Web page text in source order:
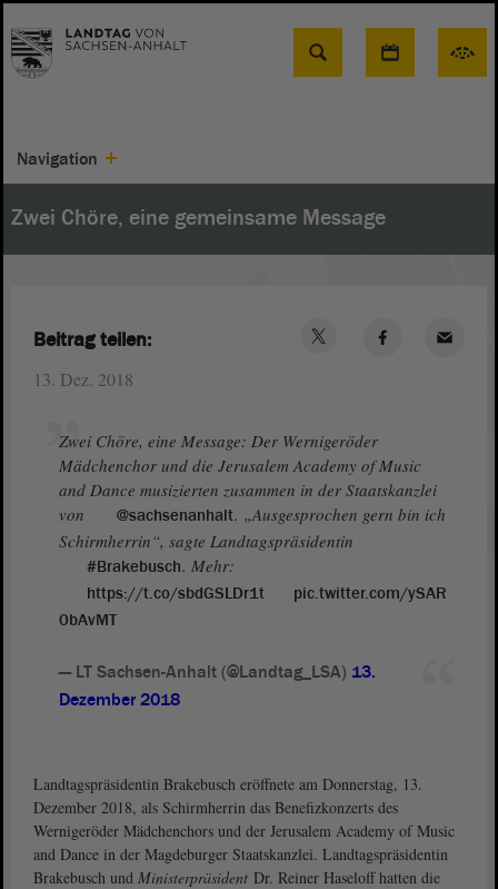
Suche
Navigation
Zwei Chöre, eine gemeinsame Message
13. Dez. 2018
Zwei Chöre, eine Message: Der Wernigeröder
Mädchenchor und die Jerusalem Academy of Music
and Dance musizierten zusammen in der Staatskanzlei
von
@sachsenanhalt. „Ausgesprochen gern bin ich
Schirmherrin“, sagte Landtagspräsidentin
#Brakebusch. Mehr:
https://t.co/sbdGSLDr1t
pic.twitter.com/ySAR
0bAvMT
— LT Sachsen-Anhalt (@Landtag_LSA) 13.
Dezember 2018
Landtagspräsidentin Brakebusch eröffnete am Donnerstag, 13.
Dezember 2018, als Schirmherrin das Benefizkonzerts des
Wernigeröder Mädchenchors und der Jerusalem Academy of Music
and Dance in der Magdeburger Staatskanzlei. Landtagspräsidentin
Brakebusch und Ministerpräsident Dr. Reiner Haseloff hatten die
Beitrag teilen: